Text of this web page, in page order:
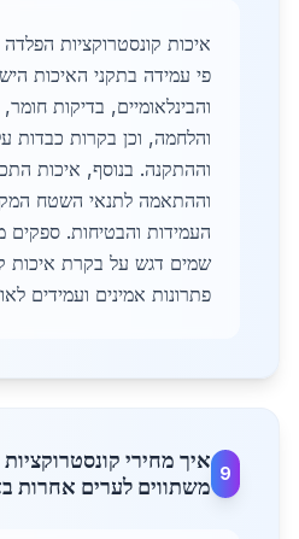
איכות קונסטרוקציות
פי עמידה בתקני האיכות
והבינלאומיים, בדיקות
והלחמה, וכן בקרות כבדות
וההתקנה. בנוסף, איכות
וההתאמה לתנאי השטח
העמידות והבטיחות. ספקים
שמים דגש על בקרת איכות
פתרונות אמינים ועמידים
9
איך מחירי
משתווים לערים אחרות